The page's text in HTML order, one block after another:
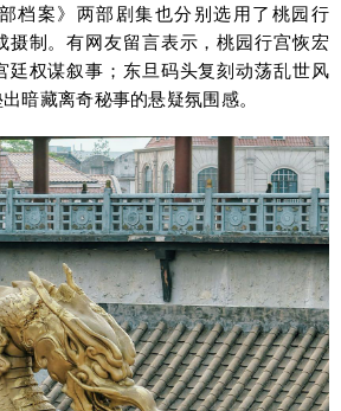
档案》两部剧集也分别选用了桃园行
摄制。有网友留言表示，桃园行宫恢宏
廷权谋叙事；东旦码头复刻动荡乱世风
暗藏离奇秘事的悬疑氛围感。